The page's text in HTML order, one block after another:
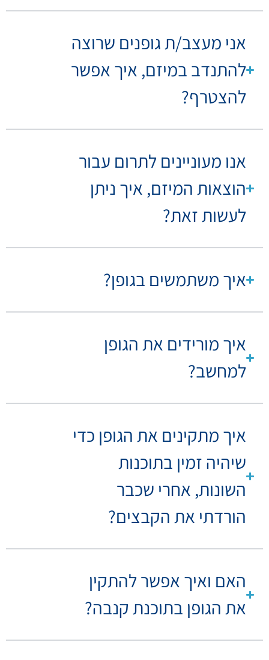
אני מעצב/ת גופנים שרוצה
להתנדב במיזם, איך אפשר
להצטרף?
אנו מעוניינים לתרום עבור
הוצאות המיזם, איך ניתן
לעשות זאת?
איך משתמשים בגופן?
איך מורידים את הגופן
למחשב?
איך מתקינים את הגופן כדי
שיהיה זמין בתוכנות
השונות, אחרי שכבר
הורדתי את הקבצים?
האם ואיך אפשר להתקין
את הגופן בתוכנת קנבה?